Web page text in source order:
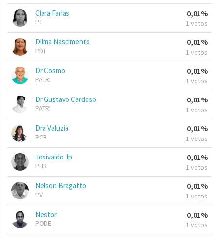
Clara Farias
PT
0,01%
1 votos
Dilma Nascimento
PDT
0,01%
1 votos
Dr Cosmo
PATRI
0,01%
1 votos
Dr Gustavo Cardoso
PATRI
0,01%
1 votos
Dra Valuzia
PCB
0,01%
1 votos
Josivaldo Jp
PHS
0,01%
1 votos
Nelson Bragatto
PV
0,01%
1 votos
Nestor
PODE
0,01%
1 votos